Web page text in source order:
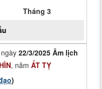
Tháng 3
22/3/2025 Âm lịch
, năm ẤT TỴ
)